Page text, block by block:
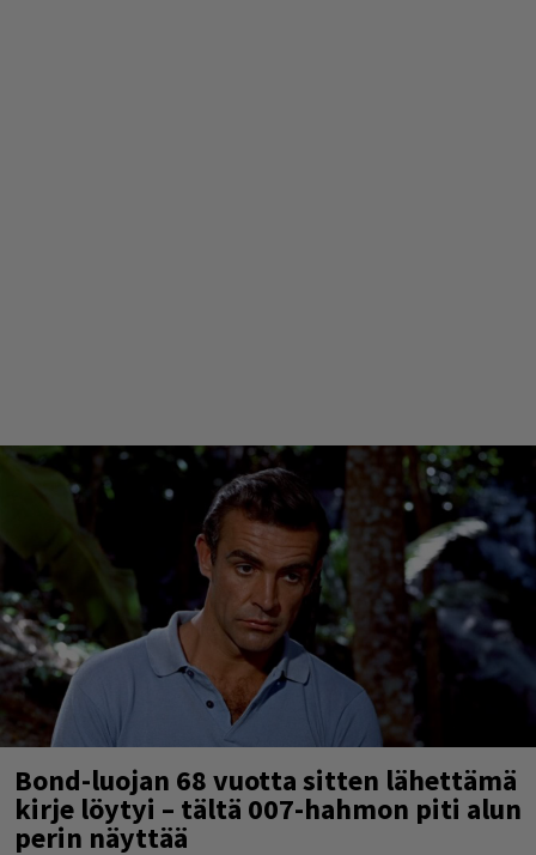
Bond-luojan 68 vuotta sitten lähettämä
kirje löytyi – tältä 007-hahmon piti alun
perin näyttää